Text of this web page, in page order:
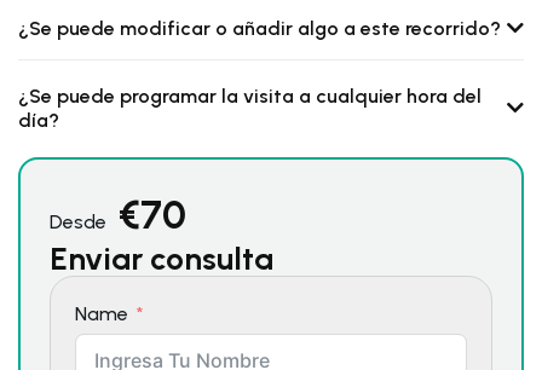
¿Se puede modificar o añadir algo a este recorrido?
¿Se puede programar la visita a cualquier hora del
día?
Desde €70
Enviar consulta
Name